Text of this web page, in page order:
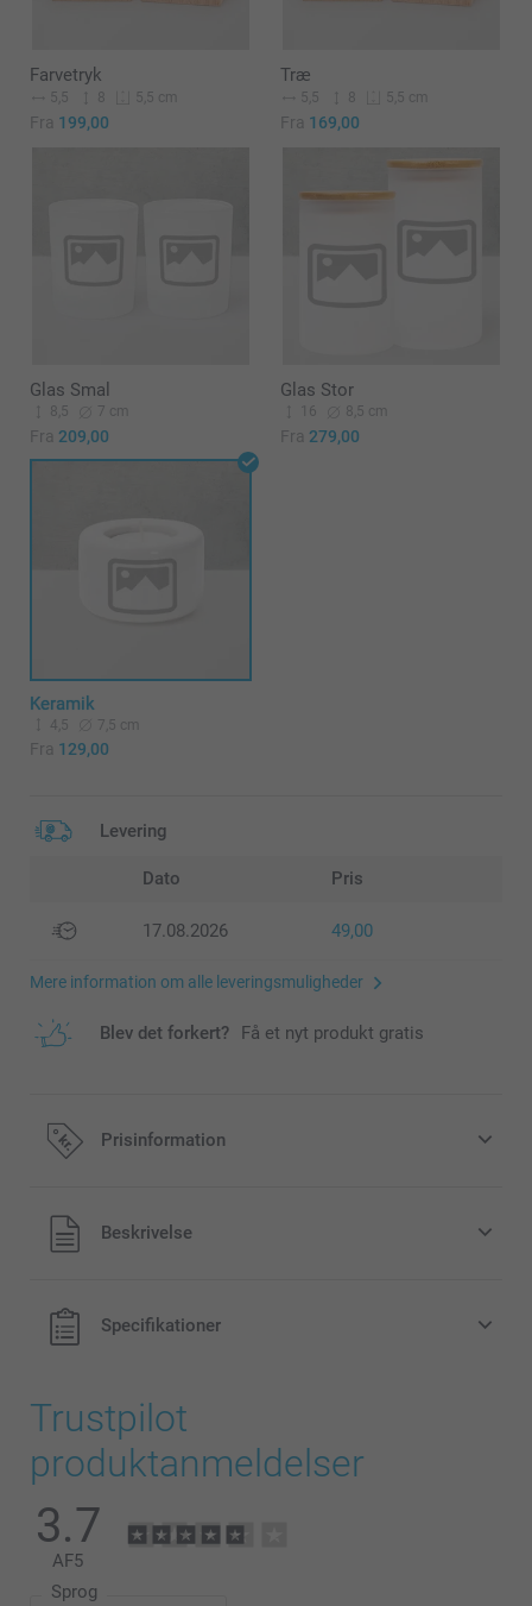
Farvetryk
5,5 8 5,5 cm
Fra 199,00
Træ
5,5 8 5,5 cm
Fra 169,00
Glas Smal
8,5 7 cm
Fra 209,00
Glas Stor
16 8,5 cm
Fra 279,00
Keramik
4,5 7,5 cm
Fra 129,00
Levering
Dato Pris
17.08.2026 49,00
Mere information om alle leveringsmuligheder
Blev det forkert? Få et nyt produkt gratis
Prisinformation
Alle priser inklusive moms og uden
forsendelsesomkostninger
Beskrivelse
Specifikationer
Trustpilot
produktanmeldelser
3.7
AF5
Sprog